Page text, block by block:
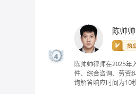
4
陈帅帅
陈帅帅律师在2025年
件、综合咨询、劳资
询解答响应时间为10